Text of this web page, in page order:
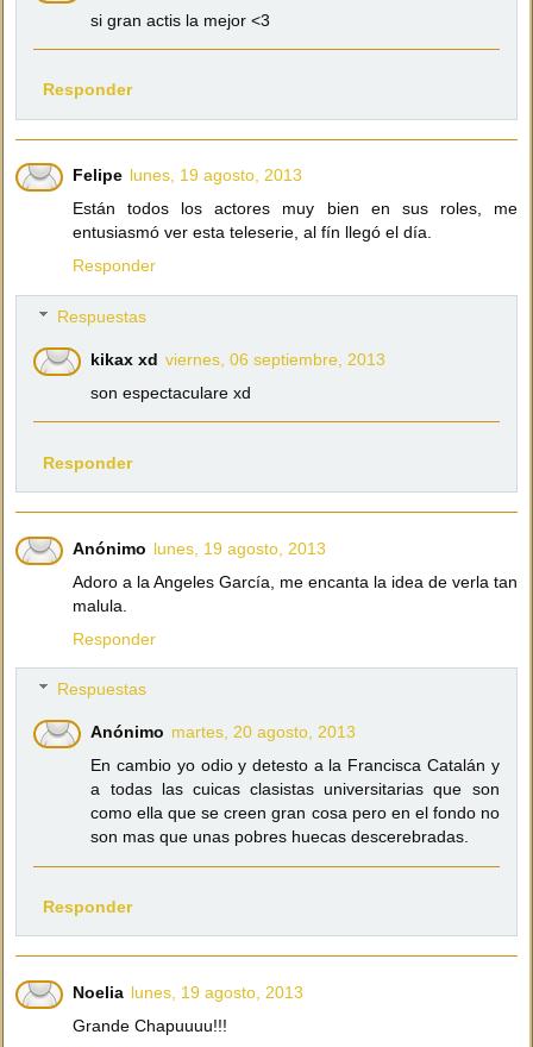
si gran actis la mejor <3
Responder
Felipe lunes, 19 agosto, 2013
Están todos los actores muy bien en sus roles, me
entusiasmó ver esta teleserie, al fín llegó el día.
Responder
Respuestas
kikax xd viernes, 06 septiembre, 2013
son espectaculare xd
Responder
Anónimo lunes, 19 agosto, 2013
Adoro a la Angeles García, me encanta la idea de verla tan
malula.
Responder
Respuestas
Anónimo martes, 20 agosto, 2013
En cambio yo odio y detesto a la Francisca Catalán y
a todas las cuicas clasistas universitarias que son
como ella que se creen gran cosa pero en el fondo no
son mas que unas pobres huecas descerebradas.
Responder
Noelia lunes, 19 agosto, 2013
Grande Chapuuuu!!!